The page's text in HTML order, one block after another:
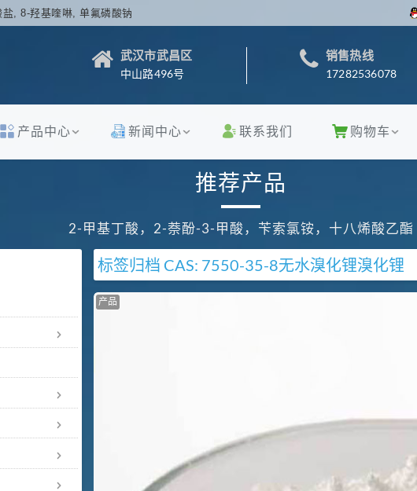
, 8-羟基喹啉, 单氟磷酸钠
武汉市武昌区
中山路496号
销售热线
17282536078
产品中心 新闻中心 联系我们 购物车
推荐产品
2-甲基丁酸，2-萘酚-3-甲酸，苄索氯铵，十八烯酸乙酯
标签归档 CAS: 7550-35-8无水溴化锂溴化锂
产品